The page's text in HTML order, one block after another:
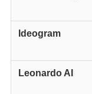
Ideogram
Leonardo AI